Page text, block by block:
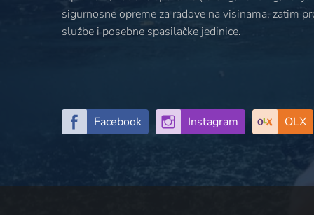
sigurnosne opreme za radove na visinama, zatim
službe i posebne spasilačke jedinice.
Facebook Instagram OLX